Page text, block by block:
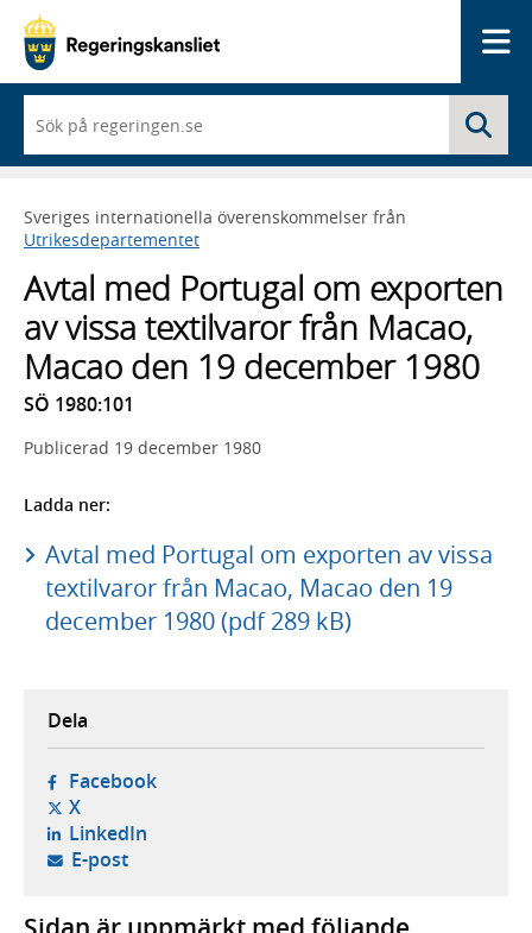
du
börjar
skriva
framträder
en
med
sökförslag
Sveriges internationella överenskommelser från
Utrikesdepartementet
Avtal med Portugal om exporten
av vissa textilvaror från Macao,
Macao den 19 december 1980
SÖ 1980:101
Publicerad 19 december 1980
Ladda ner:
Avtal med Portugal om exporten av vissa
textilvaror från Macao, Macao den 19
december 1980 (pdf 289 kB)
Dela
Facebook- öppnas i ny flik, extern webbplats,
X- öppnas i ny flik, extern webbplats,
LinkedIn- öppnas i ny flik, extern webbplats,
E-post- öppnar din e-postklient,